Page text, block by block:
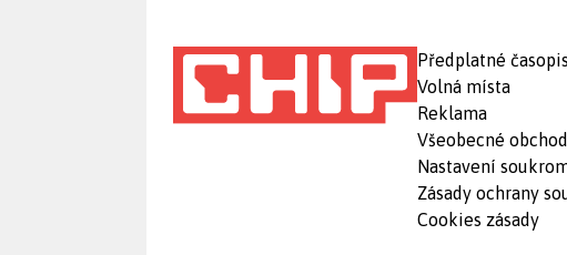
Předplatné
Volná místa
Reklama
Všeobecné
Nastavení
Zásady ochrany
Cookies zásady